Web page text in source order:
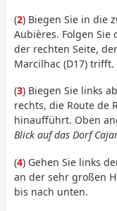
(2) Biegen Sie in die
Aubières. Folgen
der rechten Seite,
Marcilhac (D17) trifft.
(3) Biegen Sie links
rechts, die Route de
hinaufführt. Oben
Blick auf das Dorf
(4) Gehen Sie links
an der sehr großen
bis nach unten.